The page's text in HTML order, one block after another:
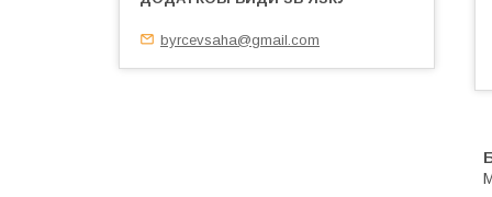
byrcevsaha@gmail.com